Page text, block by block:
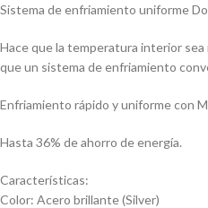
Sistema de enfriamiento uniforme
Hace que la temperatura interior
que un sistema de enfriamiento
Enfriamiento rápido y uniforme con
Hasta 36% de ahorro de energía.
Características:
Color: Acero brillante (Silver)